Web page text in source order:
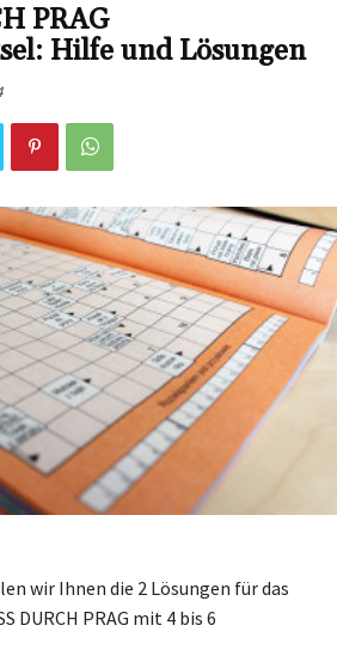
PRAG
Hilfe und Lösungen
wir Ihnen die 2 Lösungen für das
DURCH PRAG mit 4 bis 6